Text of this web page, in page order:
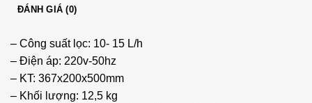
ĐÁNH GIÁ (0)
– Công suất lọc: 10- 15 L/h
– Điện áp: 220v-50hz
– KT: 367x200x500mm
– Khối lượng: 12,5 kg